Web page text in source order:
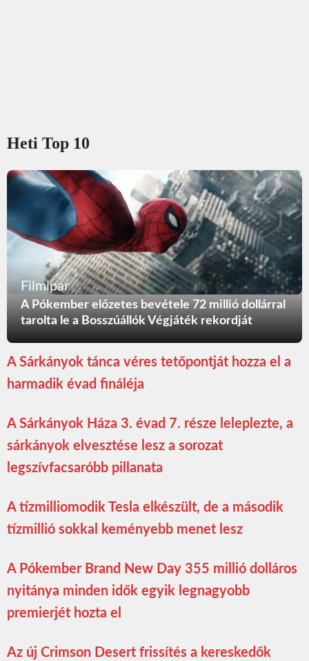
Heti Top 10
Filmipar
A Pókember előzetes bevétele 72 millió dollárral
tarolta le a Bosszúállók Végjáték rekordját
A Sárkányok tánca véres tetőpontját hozza el a
harmadik évad fináléja
A Sárkányok Háza 3. évad 7. része leleplezte, a
sárkányok elvesztése lesz a sorozat
legszívfacsaróbb pillanata
A tízmilliomodik Tesla elkészült, de a második
tízmillió sokkal keményebb menet lesz
A Pókember Brand New Day 355 millió dolláros
nyitánya minden idők egyik legnagyobb
premierjét hozta el
Az új Crimson Desert frissítés a kereskedők